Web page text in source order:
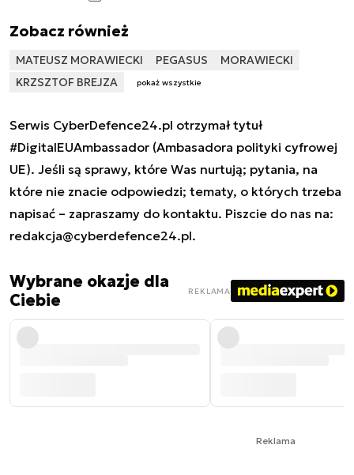
Zobacz również
MATEUSZ MORAWIECKI PEGASUS
MORAWIECKI
KRZSZTOF BREJZA
pokaż wszystkie
Serwis CyberDefence24.pl otrzymał tytuł
#DigitalEUAmbassador (Ambasadora polityki cyfrowej
UE). Jeśli są sprawy, które Was nurtują; pytania, na
które nie znacie odpowiedzi; tematy, o których trzeba
napisać – zapraszamy do kontaktu. Piszcie do nas na:
redakcja@cyberdefence24.pl.
Wybrane okazje dla
Ciebie
REKLAMA
Reklama